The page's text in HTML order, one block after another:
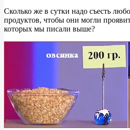
Сколько же в сутки надо съесть
продуктов, чтобы они могли
которых мы писали выше?